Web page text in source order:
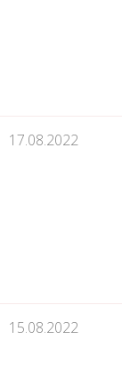
17.08.2022
15.08.2022